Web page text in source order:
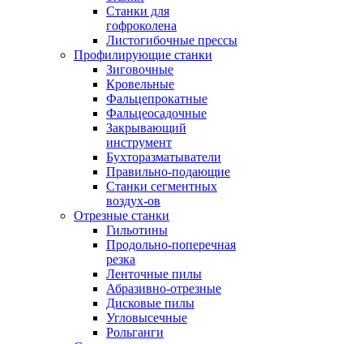
Станки для
гофроколена
Листогибочные прессы
Профилирующие станки
Зиговочные
Кровельные
Фальцепрокатные
Фальцеосадочные
Закрывающий
инструмент
Бухторазматыватели
Правильно-подающие
Станки сегментных
воздух-ов
Отрезные станки
Гильотины
Продольно-поперечная
резка
Ленточные пилы
Абразивно-отрезные
Дисковые пилы
Угловысечные
Рольганги